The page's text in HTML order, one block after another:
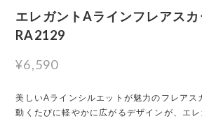
エレガントAラインフレアス
RA2129
¥6,590
美しいAラインシルエットが魅力のフレアス
動くたびに軽やかに広がるデザインが、エ